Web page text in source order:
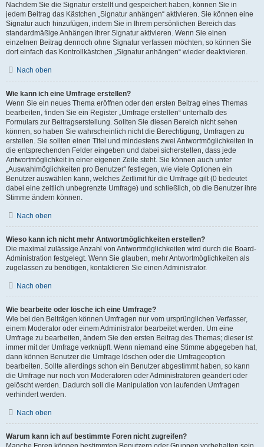
Nachdem Sie die Signatur erstellt und gespeichert haben, können Sie in
jedem Beitrag das Kästchen „Signatur anhängen“ aktivieren. Sie können eine
Signatur auch hinzufügen, indem Sie in Ihrem persönlichen Bereich das
standardmäßige Anhängen Ihrer Signatur aktivieren. Wenn Sie einen
einzelnen Beitrag dennoch ohne Signatur verfassen möchten, so können Sie
dort einfach das Kontrollkästchen „Signatur anhängen“ wieder deaktivieren.
Nach oben
Wie kann ich eine Umfrage erstellen?
Wenn Sie ein neues Thema eröffnen oder den ersten Beitrag eines Themas
bearbeiten, finden Sie ein Register „Umfrage erstellen“ unterhalb des
Formulars zur Beitragserstellung. Sollten Sie diesen Bereich nicht sehen
können, so haben Sie wahrscheinlich nicht die Berechtigung, Umfragen zu
erstellen. Sie sollten einen Titel und mindestens zwei Antwortmöglichkeiten in
die entsprechenden Felder eingeben und dabei sicherstellen, dass jede
Antwortmöglichkeit in einer eigenen Zeile steht. Sie können auch unter
„Auswahlmöglichkeiten pro Benutzer“ festlegen, wie viele Optionen ein
Benutzer auswählen kann, welches Zeitlimit für die Umfrage gilt (0 bedeutet
dabei eine zeitlich unbegrenzte Umfrage) und schließlich, ob die Benutzer ihre
Stimme ändern können.
Nach oben
Wieso kann ich nicht mehr Antwortmöglichkeiten erstellen?
Die maximal zulässige Anzahl von Antwortmöglichkeiten wird durch die Board-
Administration festgelegt. Wenn Sie glauben, mehr Antwortmöglichkeiten als
zugelassen zu benötigen, kontaktieren Sie einen Administrator.
Nach oben
Wie bearbeite oder lösche ich eine Umfrage?
Wie bei den Beiträgen können Umfragen nur vom ursprünglichen Verfasser,
einem Moderator oder einem Administrator bearbeitet werden. Um eine
Umfrage zu bearbeiten, ändern Sie den ersten Beitrag des Themas; dieser ist
immer mit der Umfrage verknüpft. Wenn niemand eine Stimme abgegeben hat,
dann können Benutzer die Umfrage löschen oder die Umfrageoption
bearbeiten. Sollte allerdings schon ein Benutzer abgestimmt haben, so kann
die Umfrage nur noch von Moderatoren oder Administratoren geändert oder
gelöscht werden. Dadurch soll die Manipulation von laufenden Umfragen
verhindert werden.
Nach oben
Warum kann ich auf bestimmte Foren nicht zugreifen?